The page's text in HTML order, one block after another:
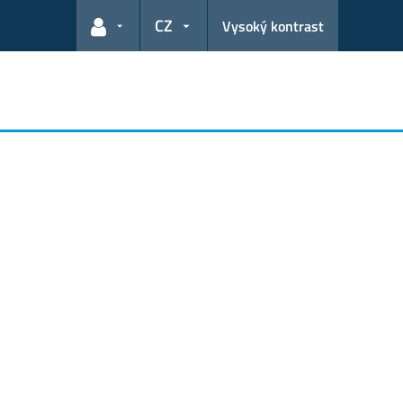
Odkazy pro uživatele
CZ Vysoký kontrast